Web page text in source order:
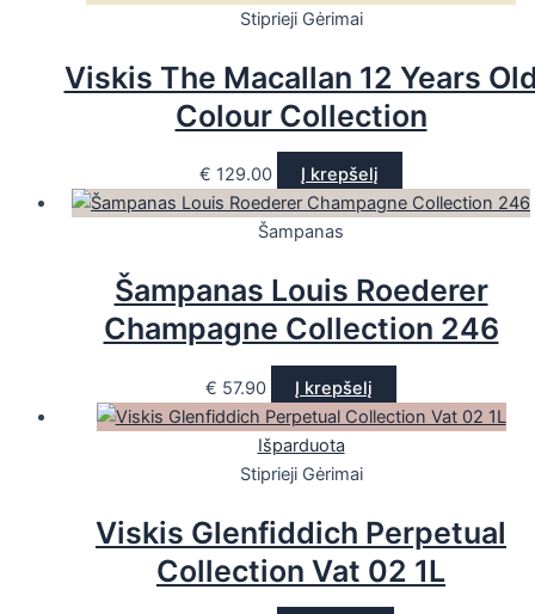
Stiprieji Gėrimai
Viskis The Macallan 12 Years
Colour Collection
€ 129.00 Į krepšelį
Šampanas
Šampanas Louis Roederer
Champagne Collection 246
€ 57.90 Į krepšelį
Išparduota
Stiprieji Gėrimai
Viskis Glenfiddich Perpetual
Collection Vat 02 1L